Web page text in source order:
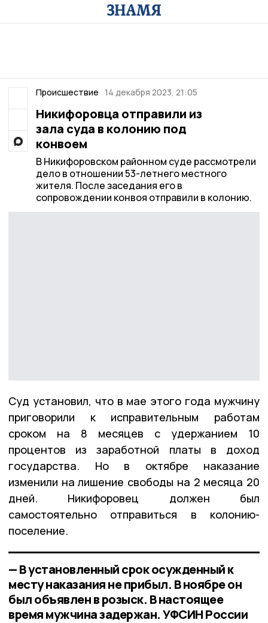
Происшествие 14 декабря 2023, 21:05
Никифоровца отправили из
зала суда в колонию под
конвоем
В Никифоровском районном суде рассмотрели
дело в отношении 53-летнего местного
жителя. После заседания его в
сопровождении конвоя отправили в колонию.
Суд установил, что в мае этого года мужчину
приговорили к исправительным работам
сроком на 8 месяцев с удержанием 10
процентов из заработной платы в доход
государства. Но в октябре наказание
изменили на лишение свободы на 2 месяца 20
дней. Никифоровец должен был
самостоятельно отправиться в колонию-
поселение.
— В установленный срок осужденный к
месту наказания не прибыл. В ноябре он
был объявлен в розыск. В настоящее
время мужчина задержан. УФСИН России